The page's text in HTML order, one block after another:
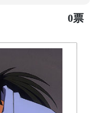
0票